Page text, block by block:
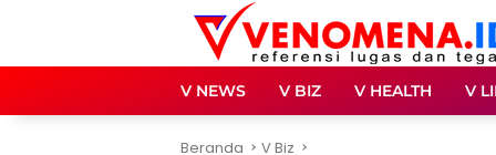
V NEWS V BIZ V HEALTH V
Beranda V Biz